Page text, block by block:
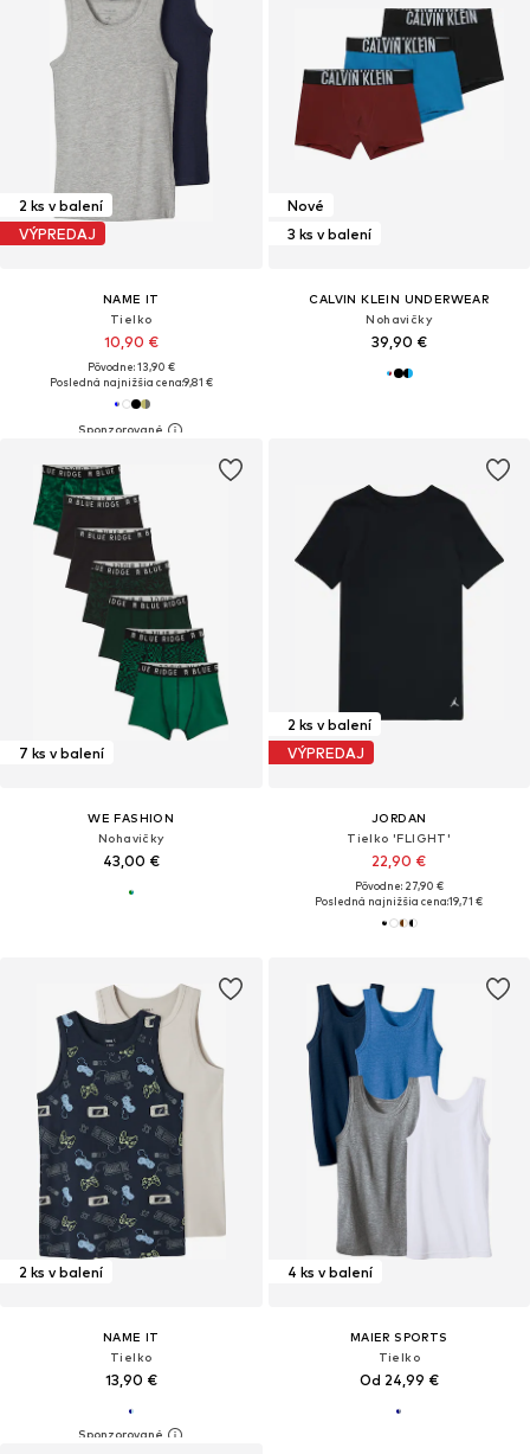
2 ks v balení
VÝPREDAJ
NAME IT
Tielko
10,90 €
Pôvodne: 13,90 €
Posledná najnižšia cena:9,81 €
Nové
3 ks v balení
CALVIN KLEIN UNDERWEAR
Nohavičky
39,90 €
7 ks v balení
WE FASHION
Nohavičky
43,00 €
2 ks v balení
VÝPREDAJ
JORDAN
Tielko 'FLIGHT'
22,90 €
Pôvodne: 27,90 €
Posledná najnižšia cena:19,71 €
2 ks v balení
NAME IT
Tielko
13,90 €
4 ks v balení
MAIER SPORTS
Tielko
Od 24,99 €